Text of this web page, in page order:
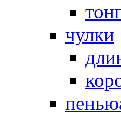
чулки